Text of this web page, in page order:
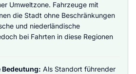
Umweltzone. Fahrzeuge mit
die Stadt ohne Beschränkungen
und niederländische
bei Fahrten in diese Regionen
Als Standort führender